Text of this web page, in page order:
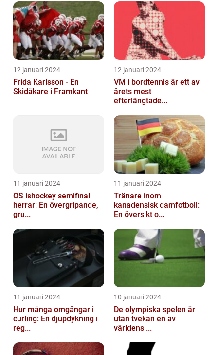
12 januari 2024
Frida Karlsson - En
Skidåkare i Framkant
12 januari 2024
VM i bordtennis är ett av
årets mest
efterlängtade...
11 januari 2024
OS ishockey semifinal
herrar: En övergripande,
gru...
11 januari 2024
Tränare inom
kanadensisk damfotboll:
En översikt o...
11 januari 2024
Hur många omgångar i
curling: En djupdykning i
reg...
10 januari 2024
De olympiska spelen är
utan tvekan en av
världens ...